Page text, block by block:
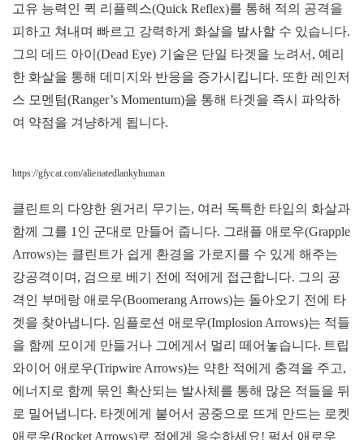
고유 능력인 퀵 리플렉스(Quick Reflex)를 통해 적의 공격을
피하고 쳐내며 빠르고 강력하게 화살을 발사할 수 있습니다.
그의 데드 아이(Dead Eye) 기술은 단일 타겟을 노려서, 예리
한 화살을 통해 데미지와 반응을 증가시킵니다. 또한 레인저
스 모멘텀(Ranger’s Momentum)을 통해 타겟을 즉시 파악하
여 약점을 겨냥하게 됩니다.
https://gfycat.com/alienatedlankyhuman
클린트의 다양한 원거리 무기는, 여러 독특한 타입의 화살과
함께 그를 1인 군대로 만들어 줍니다. 그래플 애로우(Grapple
Arrows)는 클린트가 쉽게 환경을 가로지를 수 있게 해주는
강공격이며, 검으로 베기 전에 적에게 접근합니다. 그의 공
격인 부메랑 애로우(Boomerang Arrows)는 돌아오기 전에 타
겟을 찾아냅니다. 임플로션 애로우(Implosion Arrows)는 적들
을 함께 모이게 만들거나 그에게서 멀리 떼어놓습니다. 트립
와이어 애로우(Tripwire Arrows)는 약한 적에게 충격을 주고,
에너지로 함께 묶인 확산되는 발사체를 통해 많은 적들을 뒤
로 밀어냅니다. 타겟에게 붙어서 공중으로 뜨게 만드는 로켓
애로우(Rocket Arrows)로 적에게 응수하세요! 펄서 애로우